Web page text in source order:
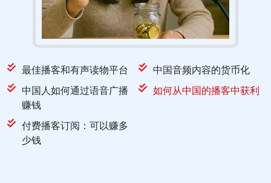
最佳播客和有声读物平台
中国音频内容的货币化
中国人如何通过语音广播
赚钱
如何从中国的播客中获利
付费播客订阅：可以赚多
少钱